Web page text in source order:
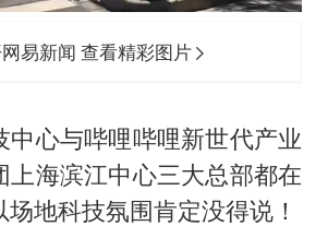
易新闻 查看精彩图片
中心与哔哩哔哩新世代产业
上海滨江中心三大总部都在
地科技氛围肯定没得说！